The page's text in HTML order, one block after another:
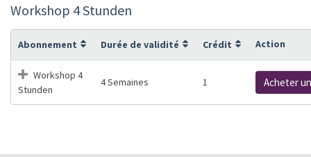
Workshop 4 Stunden
Abonnement Durée de validité Crédit Action
Workshop 4
Stunden
4 Semaines 1 Acheter